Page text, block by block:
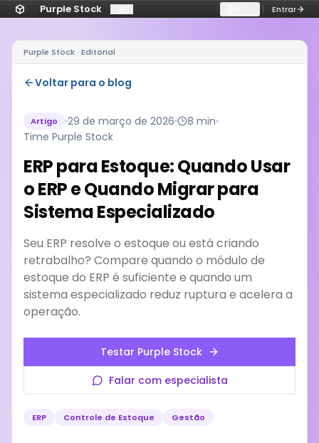
Purple Stock Entrar
Purple Stock · Editorial
Voltar para o blog
Artigo 29 de março de 2026
8 min
Time Purple Stock
ERP para Estoque: Quando Usar
o ERP e Quando Migrar para
Sistema Especializado
Seu ERP resolve o estoque ou está criando
retrabalho? Compare quando o módulo de
estoque do ERP é suficiente e quando um
sistema especializado reduz ruptura e acelera a
operação.
Testar Purple Stock
Falar com especialista
ERP Controle de Estoque Gestão